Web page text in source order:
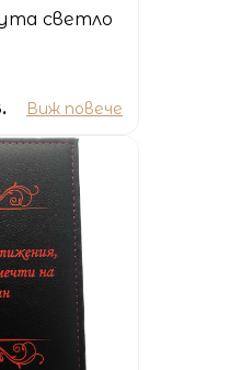
светло
Виж повече